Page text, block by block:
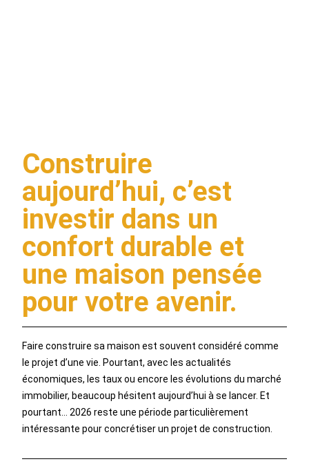
Construire
aujourd’hui, c’est
investir dans un
confort durable et
une maison pensée
pour votre avenir.
Faire construire sa maison est souvent considéré comme
le projet d’une vie. Pourtant, avec les actualités
économiques, les taux ou encore les évolutions du marché
immobilier, beaucoup hésitent aujourd’hui à se lancer. Et
pourtant… 2026 reste une période particulièrement
intéressante pour concrétiser un projet de construction.